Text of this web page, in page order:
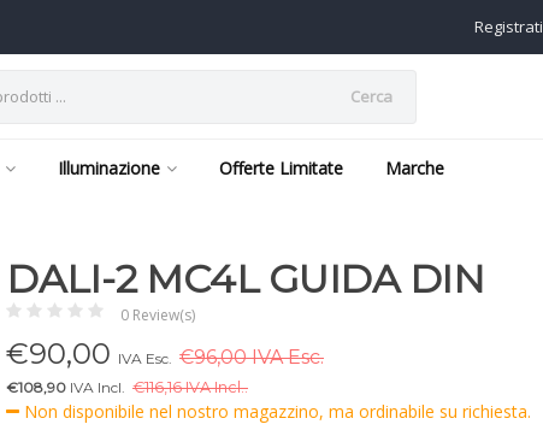
Registrati
Cerca
Illuminazione Offerte Limitate Marche
DALI-2 MC4L GUIDA DIN
0 Review(s)
€90,00 IVA Esc. €96,00 IVA Esc.
€108,90 IVA Incl. €116,16 IVA Incl..
Non disponibile nel nostro magazzino, ma ordinabile su richiesta.